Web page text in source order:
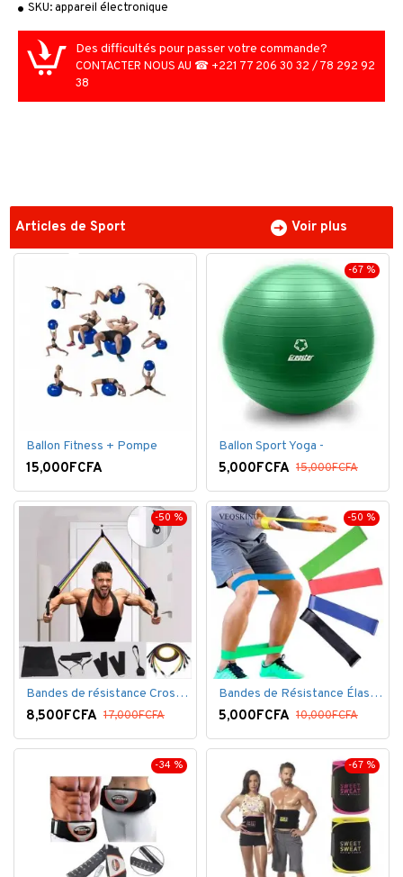
SKU:appareil électronique
Des difficultés pour passer votre commande?
CONTACTER NOUS AU ☎ +221 77 206 30 32 / 78 292 92
38
Articles de Sport Voir plus
Ballon Fitness + Pompe
15,000FCFA
-67 %
Ballon Sport Yoga -
5,000FCFA 15,000FCFA
-50 %
Bandes de résistance Crossfit pour la remise en forme - 11 pièces/ensemble - Élastique- Caoutchouc
8,500FCFA 17,000FCFA
-50 %
Bandes de Résistance Élastique Latex pour Salle de Gym, Exercice, Yoga, Pilâtes, Kinésithérapie, Rééducation
5,000FCFA 10,000FCFA
-34 % -67 %